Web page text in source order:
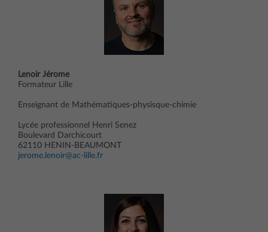
Lenoir Jérome
Formateur Lille
Enseignant de Mathématiques-physisque-chimie
Lycée professionnel Henri Senez
Boulevard Darchicourt
62110 HENIN-BEAUMONT
jerome.lenoir@ac-lille.fr